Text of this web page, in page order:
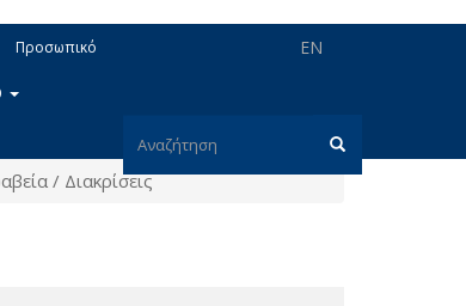
EN
Προσωπικό
Φόρμα
αναζήτησης
Αναζήτηση
/ Διακρίσεις